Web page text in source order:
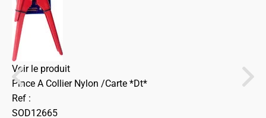
Voir le produit
Pince A Collier Nylon /Carte *Dt*
Ref :
SOD12665